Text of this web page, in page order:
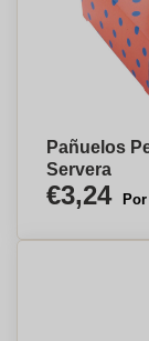
Pañuelos
Servera
€3,24